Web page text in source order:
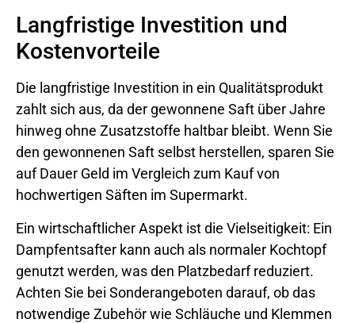
Langfristige Investition und
Kostenvorteile
Die langfristige Investition in ein Qualitätsprodukt
zahlt sich aus, da der gewonnene Saft über Jahre
hinweg ohne Zusatzstoffe haltbar bleibt. Wenn Sie
den gewonnenen Saft selbst herstellen, sparen Sie
auf Dauer Geld im Vergleich zum Kauf von
hochwertigen Säften im Supermarkt.
Ein wirtschaftlicher Aspekt ist die Vielseitigkeit: Ein
Dampfentsafter kann auch als normaler Kochtopf
genutzt werden, was den Platzbedarf reduziert.
Achten Sie bei Sonderangeboten darauf, ob das
notwendige Zubehör wie Schläuche und Klemmen